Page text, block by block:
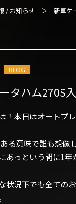
/ お知らせ ＞ 新車ケ
BLOG
タハム270S
！本日はオートプ
る意味で誰も想像
あっという間に1年
状況下でも全ての